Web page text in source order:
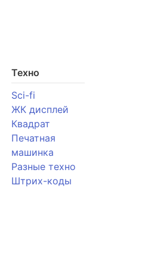
Техно
Sci-fi
ЖК дисплей
Квадрат
Печатная
машинка
Разные техно
Штрих-коды